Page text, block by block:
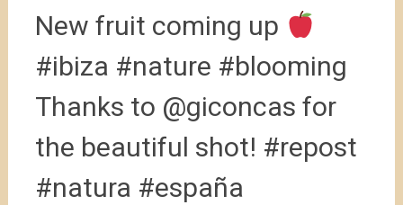
New fruit coming up
#ibiza #nature #blooming
Thanks to @giconcas for
the beautiful shot! #repost
#natura #españa